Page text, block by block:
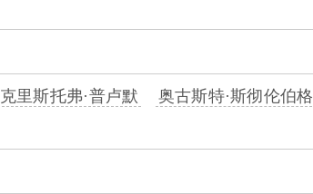
克里斯托弗·普卢默 奥古斯特·斯彻伦伯格